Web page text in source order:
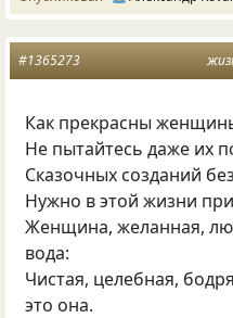
#1365273
Как прекрасны
Не пытайтесь даже их
Сказочных созданий
Нужно в этой жизни
Женщина, желанная,
вода:
Чистая, целебная,
это она.